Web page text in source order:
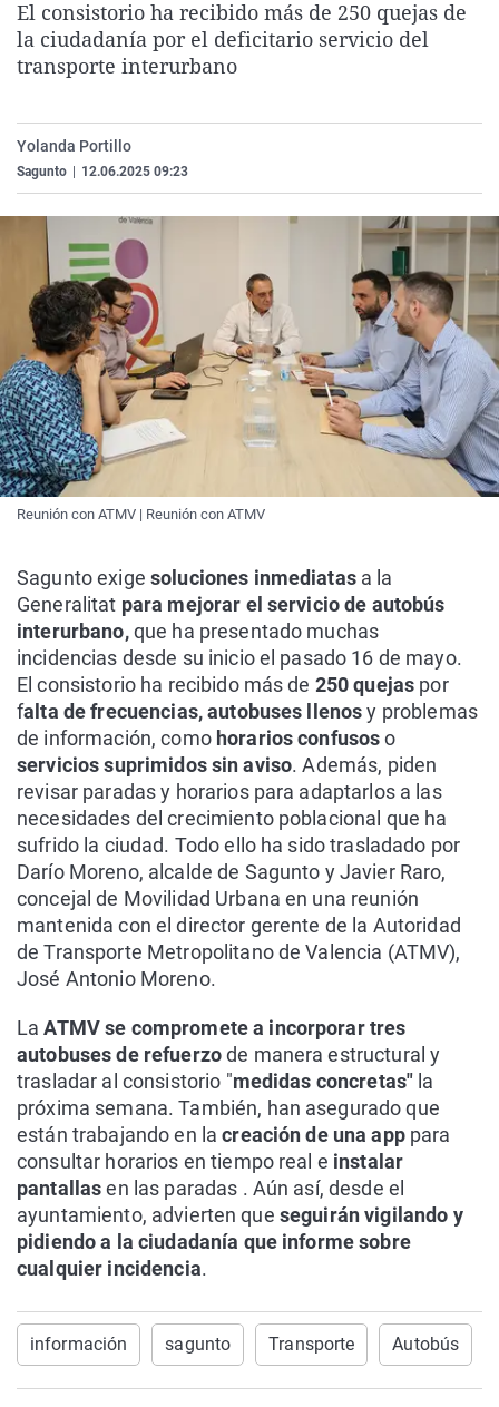
La rosa de los vientos
Caso
Extremadura
Virales
El consistorio ha recibido más de 250 quejas de
la ciudadanía por el deficitario servicio del
transporte interurbano
Yolanda Portillo
Sagunto 12.06.2025 09:23
Reunión con ATMV | Reunión con ATMV
Sagunto exige soluciones inmediatas a la
Generalitat para mejorar el servicio de autobús
interurbano,que ha presentado muchas
incidencias desde su inicio el pasado 16 de mayo.
El consistorio ha recibido más de 250 quejas por
falta de frecuencias, autobuses llenosy problemas
de información, como horarios confusoso
servicios suprimidos sin aviso. Además, piden
revisar paradas y horarios para adaptarlos a las
necesidades del crecimiento poblacional que ha
sufrido la ciudad. Todo ello ha sido trasladado por
Darío Moreno, alcalde de Sagunto y Javier Raro,
concejal de Movilidad Urbana en una reunión
mantenida con el director gerente de la Autoridad
de Transporte Metropolitano de Valencia (ATMV),
José Antonio Moreno.
La ATMV se compromete a incorporar tres
autobuses de refuerzode manera estructural y
trasladar al consistorio "medidas concretas" la
próxima semana. También, han asegurado que
están trabajando en lacreación de una app para
consultar horarios en tiempo real e instalar
pantallasen las paradas . Aún así, desde el
ayuntamiento, advierten que seguirán vigilando y
pidiendo a la ciudadanía que informe sobre
cualquier incidencia.
información sagunto Transporte Autobús